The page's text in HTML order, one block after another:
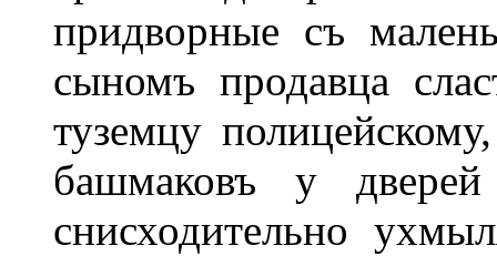
придворные съ
сыномъ продавца
туземцу
башмаковъ у
снисходительно